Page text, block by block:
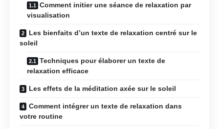
Comment initier une séance de relaxation par
visualisation
Les bienfaits d’un texte de relaxation centré sur le
soleil
Techniques pour élaborer un texte de
relaxation efficace
Les effets de la méditation axée sur le soleil
Comment intégrer un texte de relaxation dans
votre routine